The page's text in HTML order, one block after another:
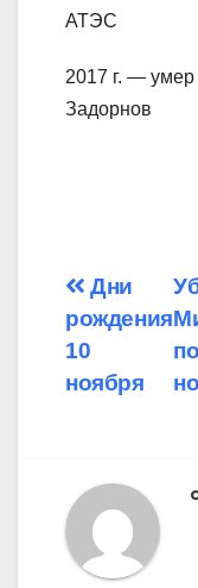
АТЭС
2017 г. — умер
Задорнов
по
Дни
рождения
10
ноября